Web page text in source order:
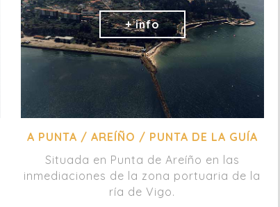
A PUNTA / AREÍÑO / PUNTA DE LA GUÍA
Situada en Punta de Areíño en las
inmediaciones de la zona portuaria de la
ría de Vigo.